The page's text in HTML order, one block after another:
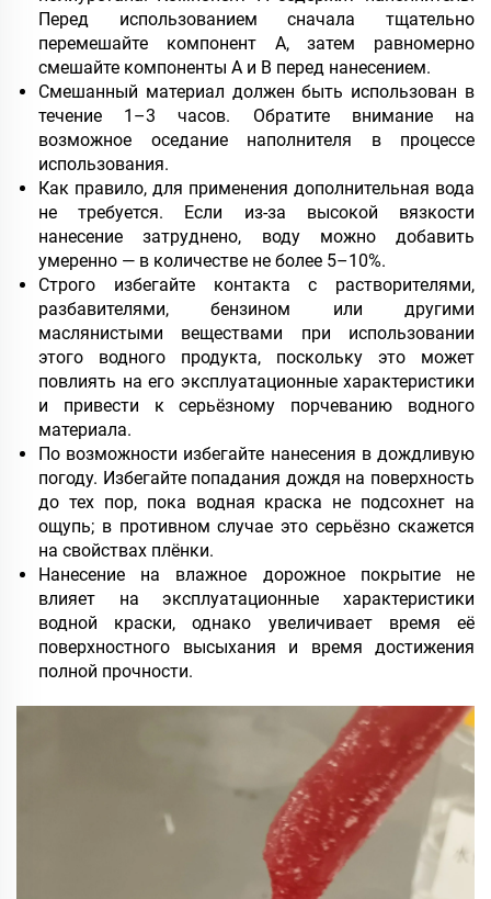
Перед использованием сначала тщательно
перемешайте компонент А, затем равномерно
смешайте компоненты А и В перед нанесением.
Смешанный материал должен быть использован в
течение 1–3 часов. Обратите внимание на
возможное оседание наполнителя в процессе
использования.
Как правило, для применения дополнительная вода
не требуется. Если из-за высокой вязкости
нанесение затруднено, воду можно добавить
умеренно — в количестве не более 5–10%.
Строго избегайте контакта с растворителями,
разбавителями, бензином или другими
маслянистыми веществами при использовании
этого водного продукта, поскольку это может
повлиять на его эксплуатационные характеристики
и привести к серьёзному порчеванию водного
материала.
По возможности избегайте нанесения в дождливую
погоду. Избегайте попадания дождя на поверхность
до тех пор, пока водная краска не подсохнет на
ощупь; в противном случае это серьёзно скажется
на свойствах плёнки.
Нанесение на влажное дорожное покрытие не
влияет на эксплуатационные характеристики
водной краски, однако увеличивает время её
поверхностного высыхания и время достижения
полной прочности.